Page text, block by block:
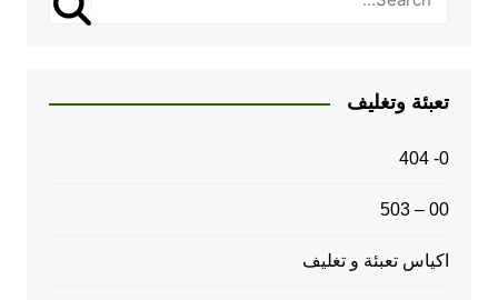
تعبئة وتغليف
0- 404
00 – 503
اكياس تعبئة و تغليف